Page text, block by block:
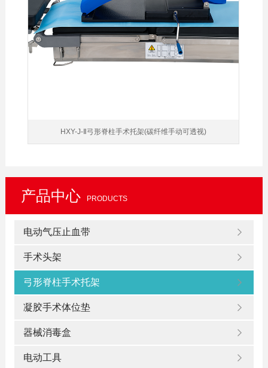
HXY-J-Ⅱ弓形脊柱手术托架(碳纤维手动可透视)
产品中心 PRODUCTS
电动气压止血带
手术头架
弓形脊柱手术托架
凝胶手术体位垫
器械消毒盒
电动工具